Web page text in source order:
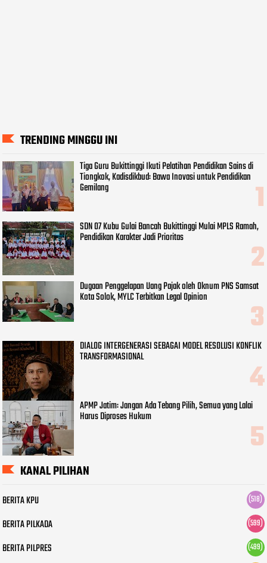
TRENDING MINGGU INI
Tiga Guru Bukittinggi Ikuti Pelatihan Pendidikan Sains di
Tiongkok, Kadisdikbud: Bawa Inovasi untuk Pendidikan
Gemilang
SDN 07 Kubu Gulai Bancah Bukittinggi Mulai MPLS Ramah,
Pendidikan Karakter Jadi Prioritas
Dugaan Penggelapan Uang Pajak oleh Oknum PNS Samsat
Kota Solok, MYLC Terbitkan Legal Opinion
DIALOG INTERGENERASI SEBAGAI MODEL RESOLUSI KONFLIK
TRANSFORMASIONAL
APMP Jatim: Jangan Ada Tebang Pilih, Semua yang Lalai
Harus Diproses Hukum
KANAL PILIHAN
BERITA KPU (518)
BERITA PILKADA (599)
BERITA PILPRES (499)